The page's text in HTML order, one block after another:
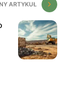
ARTYKUŁ